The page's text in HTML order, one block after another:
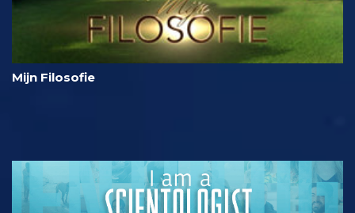
Mijn Filosofie